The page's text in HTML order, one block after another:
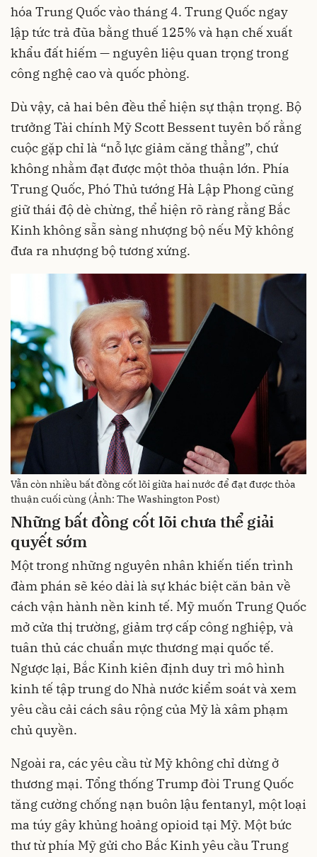
hóa Trung Quốc vào tháng 4. Trung Quốc ngay
lập tức trả đũa bằng thuế 125% và hạn chế xuất
khẩu đất hiếm — nguyên liệu quan trọng trong
công nghệ cao và quốc phòng.
Dù vậy, cả hai bên đều thể hiện sự thận trọng. Bộ
trưởng Tài chính Mỹ Scott Bessent tuyên bố rằng
cuộc gặp chỉ là “nỗ lực giảm căng thẳng”, chứ
không nhằm đạt được một thỏa thuận lớn. Phía
Trung Quốc, Phó Thủ tướng Hà Lập Phong cũng
giữ thái độ dè chừng, thể hiện rõ ràng rằng Bắc
Kinh không sẵn sàng nhượng bộ nếu Mỹ không
đưa ra nhượng bộ tương xứng.
Vẫn còn nhiều bất đồng cốt lõi giữa hai nước để đạt được thỏa
thuận cuối cùng (Ảnh: The Washington Post)
Những bất đồng cốt lõi chưa thể giải
quyết sớm
Một trong những nguyên nhân khiến tiến trình
đàm phán sẽ kéo dài là sự khác biệt căn bản về
cách vận hành nền kinh tế. Mỹ muốn Trung Quốc
mở cửa thị trường, giảm trợ cấp công nghiệp, và
tuân thủ các chuẩn mực thương mại quốc tế.
Ngược lại, Bắc Kinh kiên định duy trì mô hình
kinh tế tập trung do Nhà nước kiểm soát và xem
yêu cầu cải cách sâu rộng của Mỹ là xâm phạm
chủ quyền.
Ngoài ra, các yêu cầu từ Mỹ không chỉ dừng ở
thương mại. Tổng thống Trump đòi Trung Quốc
tăng cường chống nạn buôn lậu fentanyl, một loại
ma túy gây khủng hoảng opioid tại Mỹ. Một bức
thư từ phía Mỹ gửi cho Bắc Kinh yêu cầu Trung